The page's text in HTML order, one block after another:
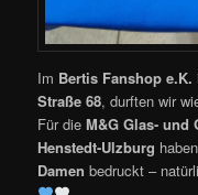
Im Bertis Fanshop e.K.
Straße 68, durften wir
Für dieM&G Glas- und
Henstedt-Ulzburg
Damen bedruckt –